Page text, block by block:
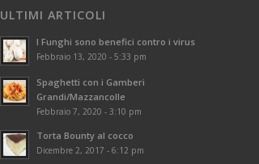
ULTIMI ARTICOLI
I Funghi sono benefici contro i virus
Febbraio 13, 2020 - 5:33 pm
Spaghetti con i Gamberi
Grandi/Mazzancolle
Febbraio 7, 2020 - 3:10 pm
Torta Bounty al cocco
Dicembre 2, 2017 - 6:12 pm